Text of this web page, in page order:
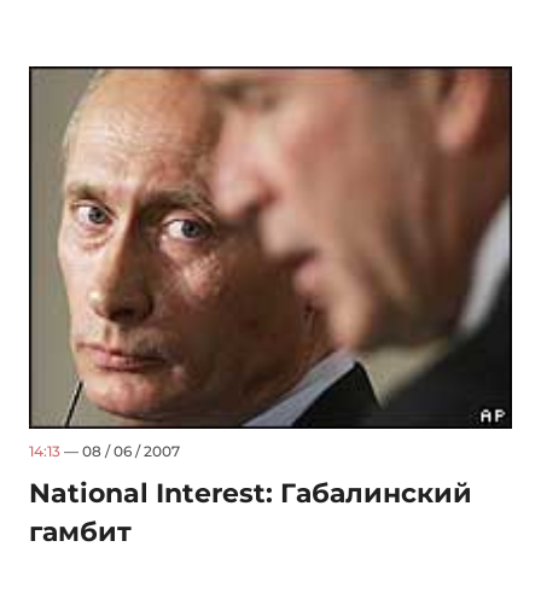
14:13 — 08 / 06 / 2007
National Interest: Габалинский
гамбит